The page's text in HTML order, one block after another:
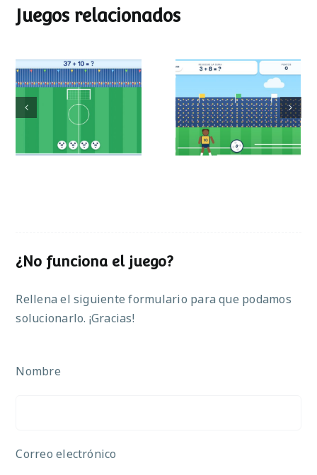
Juegos relacionados
Mundial de
operaciones
Partido de sumas
¿No funciona el juego?
Rellena el siguiente formulario para que podamos
solucionarlo. ¡Gracias!
Nombre
Correo electrónico